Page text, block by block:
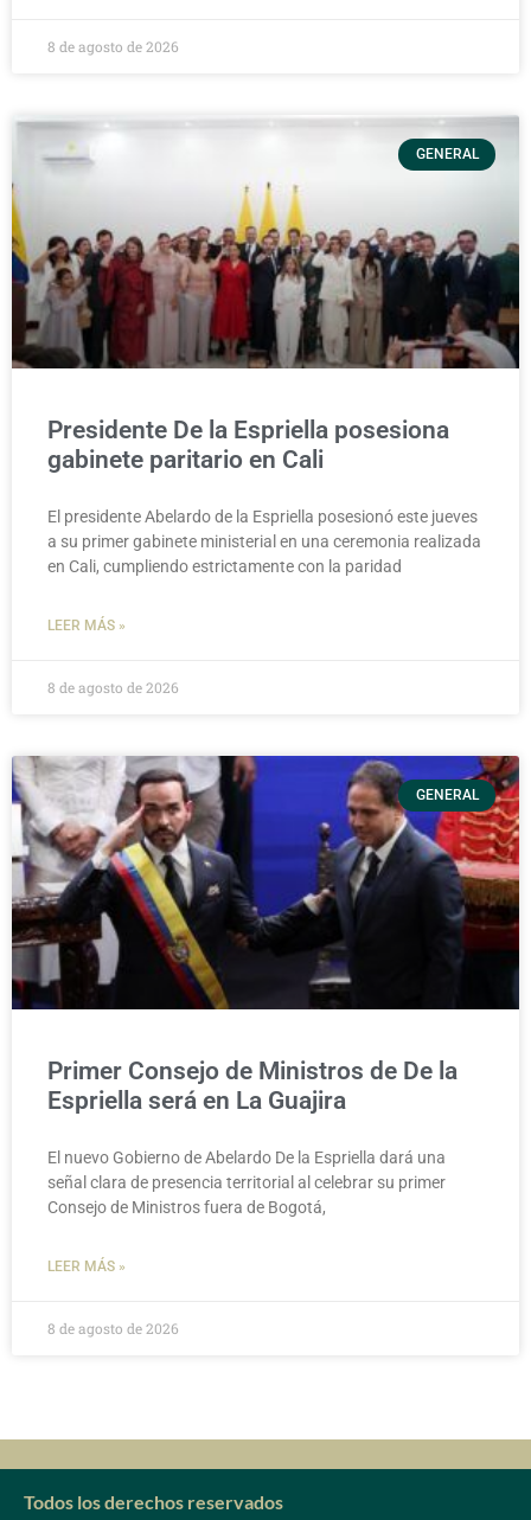
8 de agosto de 2026
GENERAL
Presidente De la Espriella posesiona
gabinete paritario en Cali
El presidente Abelardo de la Espriella posesionó este jueves
a su primer gabinete ministerial en una ceremonia realizada
en Cali, cumpliendo estrictamente con la paridad
LEER MÁS »
8 de agosto de 2026
GENERAL
Primer Consejo de Ministros de De la
Espriella será en La Guajira
El nuevo Gobierno de Abelardo De la Espriella dará una
señal clara de presencia territorial al celebrar su primer
Consejo de Ministros fuera de Bogotá,
LEER MÁS »
8 de agosto de 2026
Todos los derechos reservados